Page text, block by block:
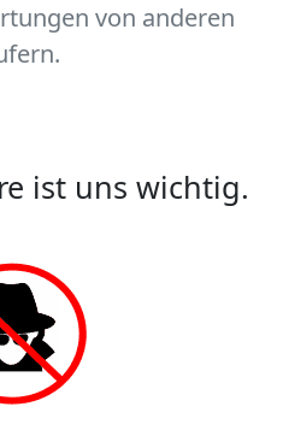
von anderen
ist uns wichtig.